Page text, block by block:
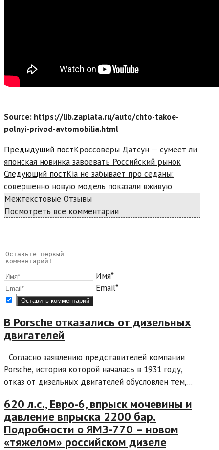
Source: https://lib.zaplata.ru/auto/chto-takoe-
polnyi-privod-avtomobilia.html
Read
more
articles
Предыдущий постКроссоверы Датсун — сумеет ли
японская новинка завоевать Российский рынок
Следующий постKia не забывает про седаны:
совершенно новую модель показали вживую
Межтекстовые Отзывы
Посмотреть все комментарии
Имя*
Email*
В Porsche отказались от дизельных
двигателей
Согласно заявлению представителей компании
Porsche, история которой началась в 1931 году,
отказ от дизельных двигателей обусловлен тем,...
620 л.с., Евро-6, впрыск мочевины и
давление впрыска 2200 бар.
Подробности о ЯМЗ-770 – новом
«тяжелом» российском дизеле